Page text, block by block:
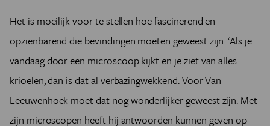
Het is moeilijk voor te stellen hoe fascinerend en
opzienbarend die bevindingen moeten geweest zijn. ‘Als je
vandaag door een microscoop kijkt en je ziet van alles
krioelen, dan is dat al verbazingwekkend. Voor Van
Leeuwenhoek moet dat nog wonderlijker geweest zijn. Met
zijn microscopen heeft hij antwoorden kunnen geven op